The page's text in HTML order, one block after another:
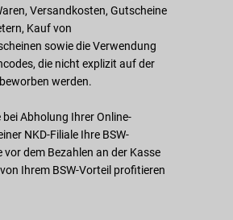
Versandkosten, Gutscheine
Kauf von
sowie die Verwendung
die nicht explizit auf der
werden.
bei Abholung Ihrer Online-
NKD-Filiale Ihre BSW-
dem Bezahlen an der Kasse
Ihrem BSW-Vorteil profitieren